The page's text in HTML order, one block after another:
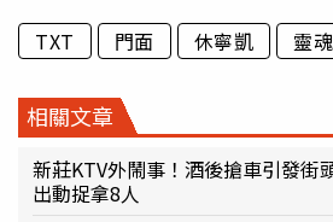
TXT 門面 休寧凱 靈魂
相關文章
新莊KTV外鬧事！酒後搶車引發
出動捉拿8人